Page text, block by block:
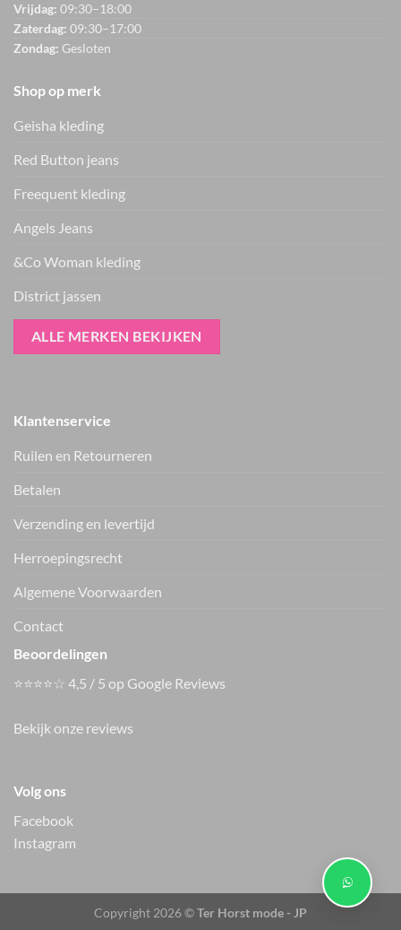
Vrijdag: 09:30–18:00
Zaterdag: 09:30–17:00
Zondag: Gesloten
Shop op merk
Geisha kleding
Red Button jeans
Freequent kleding
Angels Jeans
&Co Woman kleding
District jassen
ALLE MERKEN BEKIJKEN
Klantenservice
Ruilen en Retourneren
Betalen
Verzending en levertijd
Herroepingsrecht
Algemene Voorwaarden
Contact
Beoordelingen
⭐⭐⭐⭐☆ 4,5 / 5 op Google Reviews
Bekijk onze reviews
Volg ons
Facebook
Instagram
Copyright 2026 ©Ter Horst mode - JP
Nieuwe items als eerste zien — geen spam, gewoon af en toe een